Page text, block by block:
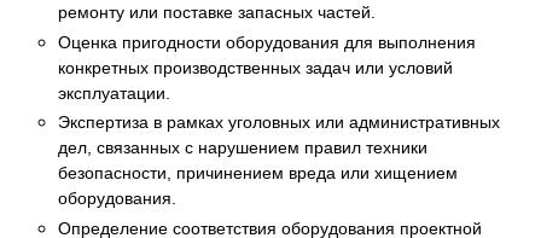
ремонту или поставке запасных частей.
Оценка пригодности оборудования для выполнения
конкретных производственных задач или условий
эксплуатации.
Экспертиза в рамках уголовных или административных
дел, связанных с нарушением правил техники
безопасности, причинением вреда или хищением
оборудования.
Определение соответствия оборудования проектной